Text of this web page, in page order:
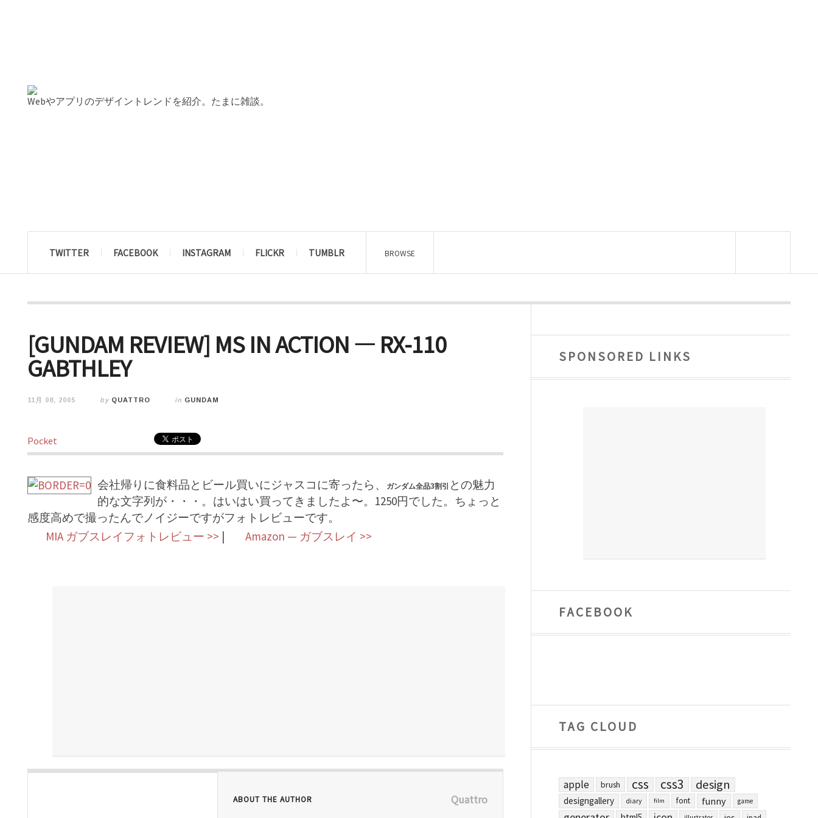
Webやアプリのデザイントレンドを紹介。たまに雑談。
TWITTER FACEBOOK INSTAGRAM FLICKR TUMBLR BROWSE
[GUNDAM REVIEW] MS IN ACTION — RX-110
GABTHLEY
11月 08, 2005 by QUATTRO in GUNDAM
Pocket
会社帰りに食料品とビール買いにジャスコに寄ったら、 ガンダム全品3割引 との魅力
的な文字列が・・・。はいはい買ってきましたよ〜。1250円でした。ちょっと
感度高めで撮ったんでノイジーですがフォトレビューです。
MIA ガブスレイフォトレビュー >> | Amazon — ガブスレイ >>
ABOUT THE AUTHOR Quattro
SPONSORED LINKS
FACEBOOK
TAG CLOUD
apple brush css css3 design
designgallery diary film font funny game